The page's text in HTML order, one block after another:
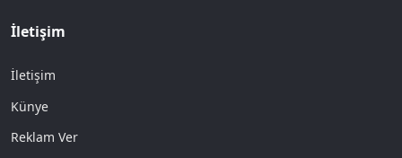
İletişim
İletişim
Künye
Reklam Ver